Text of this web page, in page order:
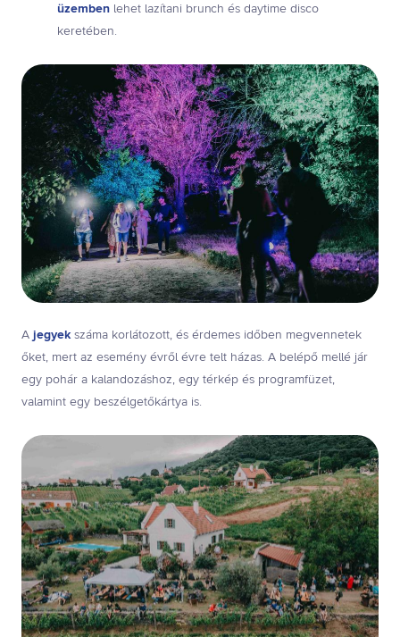
üzemben lehet lazítani brunch és daytime disco
keretében.
A jegyekszáma korlátozott, és érdemes időben megvennetek
őket, mert az esemény évről évre telt házas. A belépő mellé jár
egy pohár a kalandozáshoz, egy térkép és programfüzet,
valamint egy beszélgetőkártya is.